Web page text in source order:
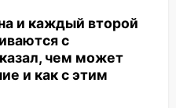
колеса
в
горела дача
колёса авто
и каждый второй
с
чем может
и как с этим